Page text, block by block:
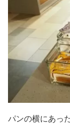
パンの横にあっ